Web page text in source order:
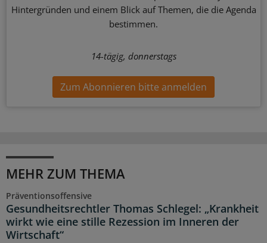
Hintergründen und einem Blick auf Themen, die die Agenda
bestimmen.
14-tägig, donnerstags
Zum Abonnieren bitte anmelden
MEHR ZUM THEMA
Präventionsoffensive
Gesundheitsrechtler Thomas Schlegel: „Krankheit
wirkt wie eine stille Rezession im Inneren der
Wirtschaft“